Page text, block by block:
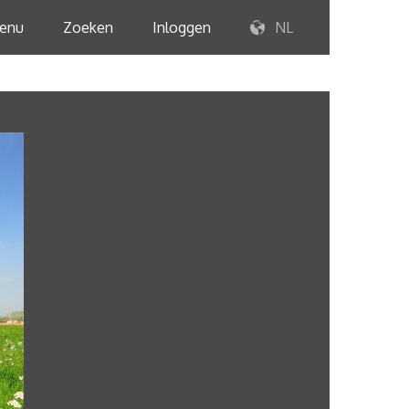
Zoeken Inloggen NL